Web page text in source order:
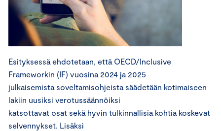
Esityksessä ehdotetaan, että OECD/Inclusive
Frameworkin (IF) vuosina 2024 ja 2025
julkaisemista soveltamisohjeista säädetään kotimaiseen
lakiin uusiksi verotussäännöiksi
katsottavat osat sekä hyvin tulkinnallisia kohtia koskevat
selvennykset. Lisäksi